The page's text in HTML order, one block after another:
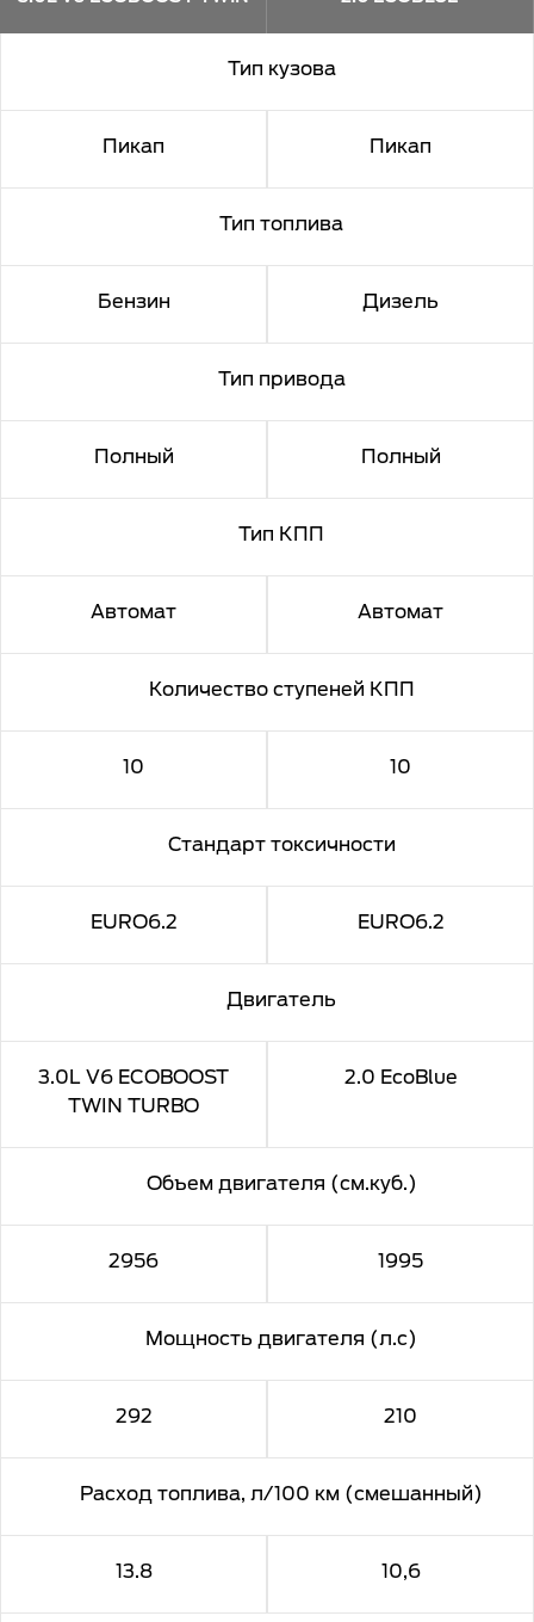
Тип кузова
Пикап Пикап
Тип топлива
Бензин Дизель
Тип привода
Полный Полный
Тип КПП
Автомат Автомат
Количество ступеней КПП
10 10
Стандарт токсичности
EURO6.2 EURO6.2
Двигатель
3.0L V6 ECOBOOST
TWIN TURBO
2.0 EcoBlue
Объем двигателя (см.куб.)
2956 1995
Мощность двигателя (л.с)
292 210
Расход топлива, л/100 км (смешанный)
13.8 10,6